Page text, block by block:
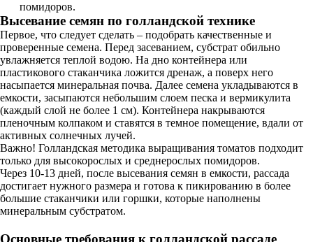
помидоров.
Высевание семян по голландской технике
Первое, что следует сделать – подобрать качественные и
проверенные семена. Перед засеванием, субстрат обильно
увлажняется теплой водою. На дно контейнера или
пластикового стаканчика ложится дренаж, а поверх него
насыпается минеральная почва. Далее семена укладываются в
емкости, засыпаются небольшим слоем песка и вермикулита
(каждый слой не более 1 см). Контейнера накрываются
пленочным колпаком и ставятся в темное помещение, вдали от
активных солнечных лучей.
Важно! Голландская методика выращивания томатов подходит
только для высокорослых и среднерослых помидоров.
Через 10-13 дней, после высевания семян в емкости, рассада
достигает нужного размера и готова к пикированию в более
большие стаканчики или горшки, которые наполнены
минеральным субстратом.
Основные требования к голландской рассаде